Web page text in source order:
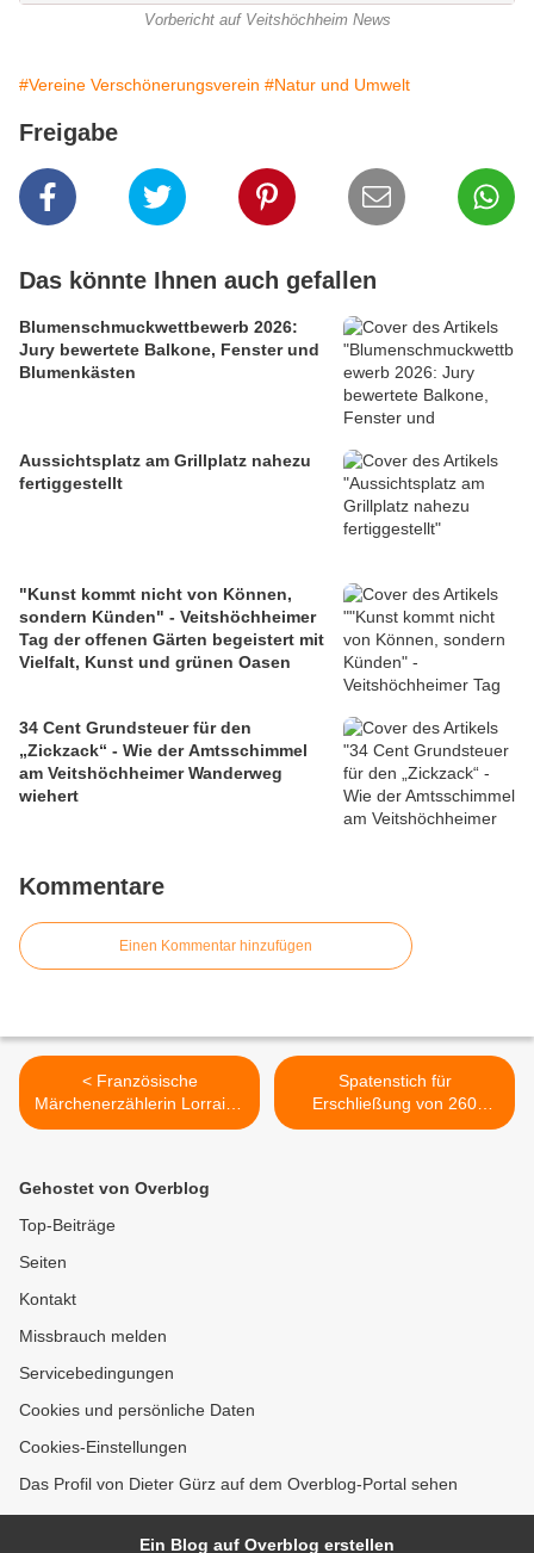
Vorbericht auf Veitshöchheim News
#Vereine Verschönerungsverein #Natur und Umwelt
Freigabe
Das könnte Ihnen auch gefallen
Blumenschmuckwettbewerb 2026:
Jury bewertete Balkone, Fenster und
Blumenkästen
Aussichtsplatz am Grillplatz nahezu
fertiggestellt
"Kunst kommt nicht von Können,
sondern Künden" - Veitshöchheimer
Tag der offenen Gärten begeistert mit
Vielfalt, Kunst und grünen Oasen
34 Cent Grundsteuer für den
„Zickzack“ - Wie der Amtsschimmel
am Veitshöchheimer Wanderweg
wiehert
Kommentare
Einen Kommentar hinzufügen
< Französische
Märchenerzählerin Lorraine
Ollagnier faszinierte
Spatenstich für
Erschließung von 260
Wohneinheiten des
Gehostet von Overblog
Top-Beiträge
Seiten
Kontakt
Missbrauch melden
Servicebedingungen
Cookies und persönliche Daten
Cookies-Einstellungen
Das Profil von Dieter Gürz auf dem Overblog-Portal sehen
Ein Blog auf Overblog erstellen